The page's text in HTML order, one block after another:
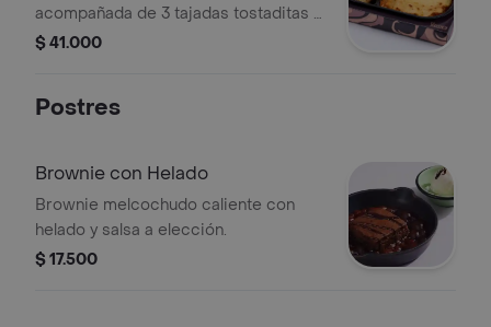
acompañada de 3 tajadas tostaditas a
las finas hierbas.
$ 41.000
Postres
Brownie con Helado
Brownie melcochudo caliente con
helado y salsa a elección.
$ 17.500